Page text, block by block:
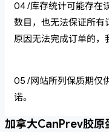
04 /库存统计可能存在
数目，也无法保证所有
原因无法完成订单的，
05 /网站所列保质期仅
诺。
加拿大CanPrev胶原